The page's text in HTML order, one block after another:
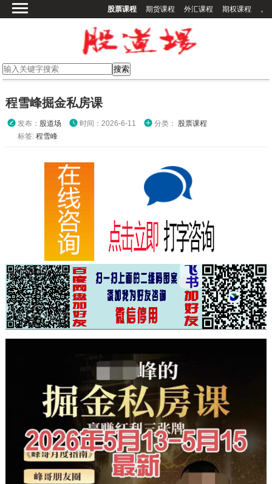
股票课程 期货课程 外汇课程 期权课程 。
期货课程
外汇课程
高校课程
程雪峰掘金私房课
发布： 股道场 时间：2026-6-11 分类： 股票课程
标签: 程雪峰